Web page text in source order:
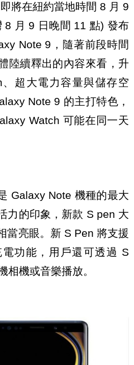
將在紐約當地時間 8 月 9
8 月 9 日晚間 11 點) 發布
Note 9，隨著前段時間
陸續釋出的內容來看，升
超大電力容量與儲存空
Note 9 的主打特色，
Watch 可能在同一天
Galaxy Note 機種的最大
力的印象，新款 S pen 大
當亮眼。新 S Pen 將支援
功能，用戶還可透過 S
相機或音樂播放。